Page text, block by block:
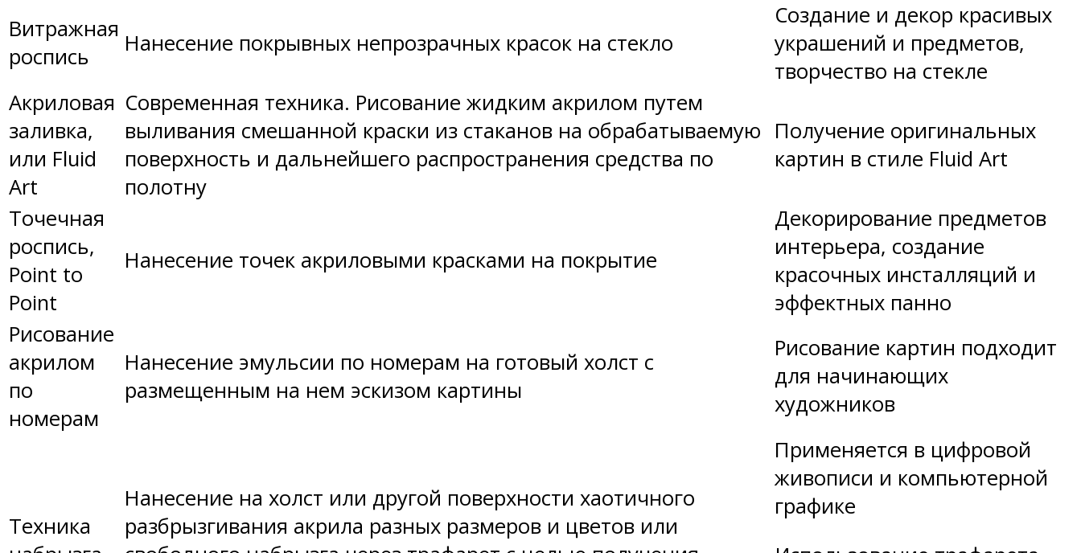
Витражная
роспись
Нанесение покрывных непрозрачных красок на стекло
Создание и декор красивых
украшений и предметов,
творчество на стекле
Акриловая
заливка,
или Fluid
Art
Современная техника. Рисование жидким акрилом путем
выливания смешанной краски из стаканов на обрабатываемую
поверхность и дальнейшего распространения средства по
полотну
Получение оригинальных
картин в стиле Fluid Art
Точечная
роспись,
Point to
Point
Нанесение точек акриловыми красками на покрытие
Декорирование предметов
интерьера, создание
красочных инсталляций и
эффектных панно
Рисование
акрилом
по
номерам
Нанесение эмульсии по номерам на готовый холст с
размещенным на нем эскизом картины
Рисование картин подходит
для начинающих
художников
Техника
Нанесение на холст или другой поверхности хаотичного
разбрызгивания акрила разных размеров и цветов или
Применяется в цифровой
живописи и компьютерной
графике